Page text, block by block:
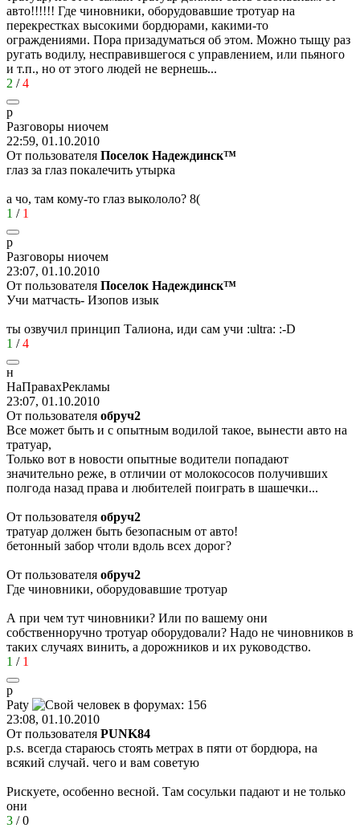
авто!!!!!! Где чиновники, оборудовавшие тротуар на
перекрестках высокими бордюрами, какими-то
ограждениями. Пора призадуматься об этом. Можно тыщу раз
ругать водилу, несправившегося с управлением, или пьяного
и т.п., но от этого людей не вернешь...
2 /4
р
Разговоры ниочем
22:59, 01.10.2010
От пользователя Поселок Надеждинск™
глаз за глаз покалечить утырка
а чо, там кому-то глаз выкололо? 8(
1 / 1
р
Разговоры ниочем
23:07, 01.10.2010
От пользователя Поселок Надеждинск™
Учи матчасть- Изопов изык
ты озвучил принцип Талиона, иди сам учи :ultra: :-D
1 /4
н
НаПравахРекламы
23:07, 01.10.2010
От пользователя обруч2
Все может быть и с опытным водилой такое, вынести авто на
тратуар,
Только вот в новости опытные водители попадают
значительно реже, в отличии от молокососов получивших
полгода назад права и любителей поиграть в шашечки...
От пользователя обруч2
тратуар должен быть безопасным от авто!
бетонный забор чтоли вдоль всех дорог?
От пользователя обруч2
Где чиновники, оборудовавшие тротуар
А при чем тут чиновники? Или по вашему они
собственноручно тротуар оборудовали? Надо не чиновников в
таких случаях винить, а дорожников и их руководство.
1 / 1
p
Paty
23:08, 01.10.2010
От пользователя PUNK84
p.s. всегда стараюсь стоять метрах в пяти от бордюра, на
всякий случай. чего и вам советую
Рискуете, особенно весной. Там сосульки падают и не только
они
3 /0